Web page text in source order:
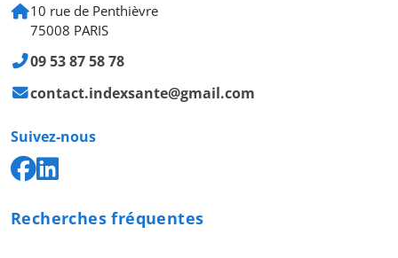
10 rue de Penthièvre
75008 PARIS
09 53 87 58 78
contact.indexsante@gmail.com
Suivez-nous
Recherches fréquentes